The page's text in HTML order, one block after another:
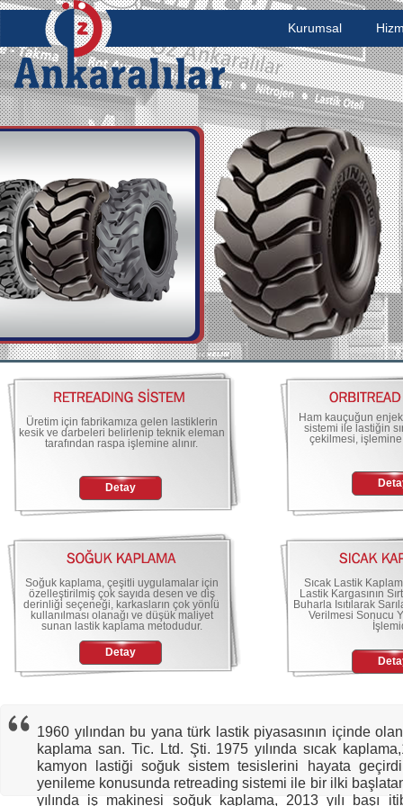
Kurumsal
Üretim için fabrikamıza gelen lastiklerin
kesik ve darbeleri belirlenip teknik eleman
tarafından raspa işlemine alınır.
Detay
Ham kauçuğun
sistemi ile lastiğin
çekilmesi,
Soğuk kaplama, çeşitli uygulamalar için
özelleştirilmiş çok sayıda desen ve diş
derinliği seçeneği, karkasların çok yönlü
kullanılması olanağı ve düşük maliyet
sunan lastik kaplama metodudur.
Detay
Sıcak Lastik
Lastik Kargasının
Buharla Isıtılarak
Verilmesi Sonucu
1960 yılından bu yana türk lastik piyasasının içinde
kaplama san. Tic. Ltd. Şti. 1975 yılında sıcak
kamyon lastiği soğuk sistem tesislerini hayata
yenileme konusunda retreading sistemi ile bir ilki
yılında iş makinesi soğuk kaplama, 2013 yılı başı